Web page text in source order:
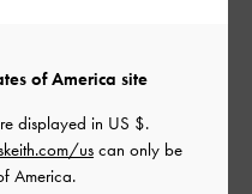
| カラー: ブラウン系
of America site
displayed in US $.
uscan only be
America.